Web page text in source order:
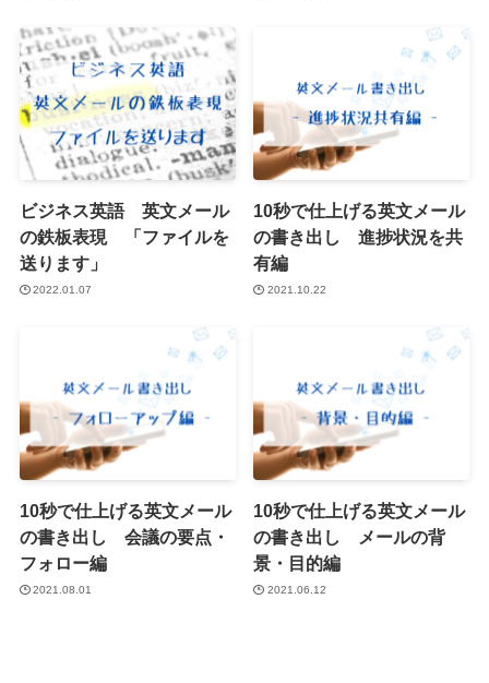
ビジネス英語 英文メール
の鉄板表現 「ファイルを
送ります」
2022.01.07
10秒で仕上げる英文メール
の書き出し 進捗状況を共
有編
2021.10.22
10秒で仕上げる英文メール
の書き出し 会議の要点・
フォロー編
2021.08.01
10秒で仕上げる英文メール
の書き出し メールの背
景・目的編
2021.06.12